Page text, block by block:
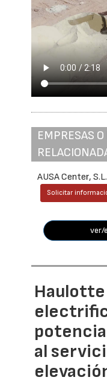
EMPRESAS
AUSA Center,
Solicitar
ver/
Haulotte
al